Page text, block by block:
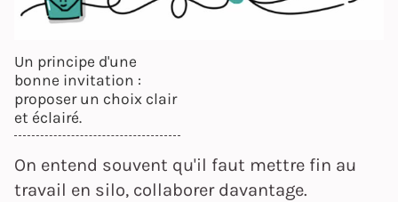
Un principe d'une
bonne invitation :
proposer un choix clair
et éclairé.
On entend souvent qu'il faut mettre fin au
travail en silo, collaborer davantage.